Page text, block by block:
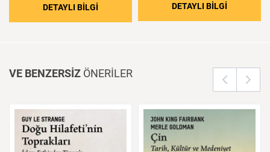
DETAYLI BİLGİ : Ahilik: Eşyaya Teslim Olmayan Ahlak
DETAYLI BİLGİ
VE BENZERSİZ ÖNERİLER